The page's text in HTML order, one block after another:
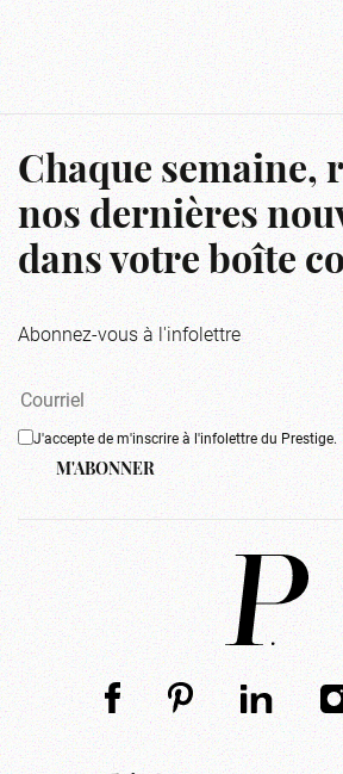
Chaque semaine,
nos dernières
dans votre boîte
Abonnez-vous à l'infolettre
J'accepte de m'inscrire à l'infolettre du Prestige.
M'ABONNER